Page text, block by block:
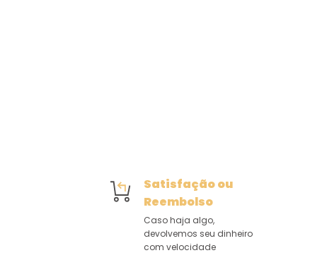
Satisfação ou
Reembolso
Caso haja algo,
devolvemos seu dinheiro
com velocidade